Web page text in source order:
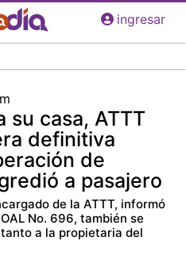
Pasar
al
principal
ingresar
su casa, ATTT
definitiva
de
a pasajero
de la ATTT, informó
No. 696, también se
a la propietaria del